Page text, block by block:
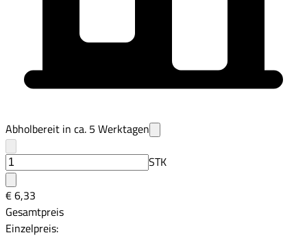
Abholbereit in ca. 5 Werktagen
STK
€ 6,33
Gesamtpreis
Einzelpreis: